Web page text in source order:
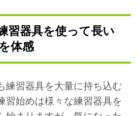
習器具を使って長い
体感
練習器具を大量に持ち込む
習始めは様々な練習器具を